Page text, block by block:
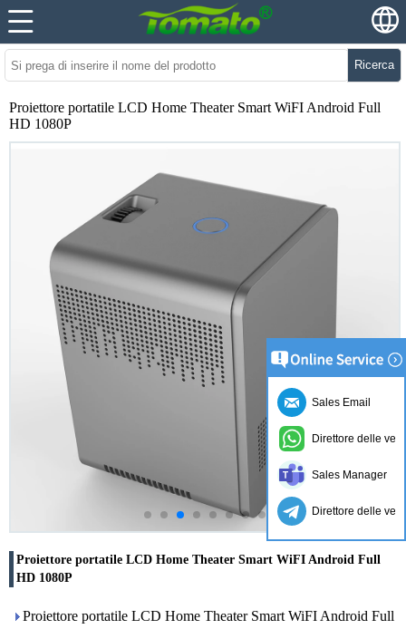
Ricerca
Proiettore portatile LCD Home Theater Smart WiFI Android Full
HD 1080P
Proiettore portatile LCD Home Theater Smart WiFI Android Full
HD 1080P
Proiettore portatile LCD Home Theater Smart WiFI Android Full
Sales Email
Direttore delle
Sales Manager
Direttore delle